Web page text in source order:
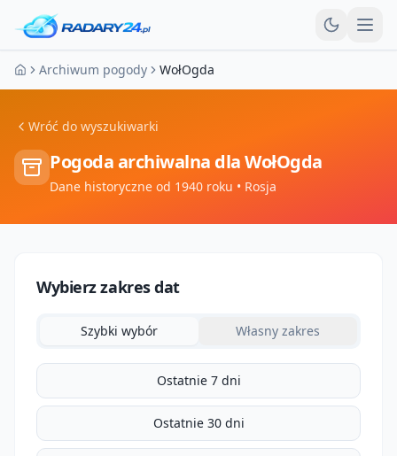
Strona główna
Archiwum pogody WołOgda
Wróć do wyszukiwarki
Pogoda archiwalna dlaWołOgda
Dane historyczne od 1940 roku • Rosja
Wybierz zakres dat
Szybki wybór Własny zakres
Ostatnie 7 dni
Ostatnie 30 dni